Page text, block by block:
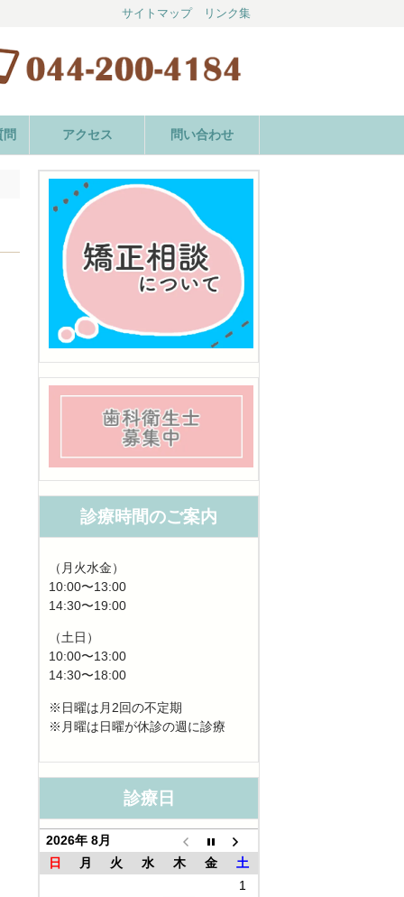
サイトマップ リンク集
アクセス 問い合わせ
診療時間のご案内
（月火水金）
10:00〜13:00
14:30〜19:00
（土日）
10:00〜13:00
14:30〜18:00
※日曜は月2回の不定期
※月曜は日曜が休診の週に診療
診療日
2026年 8月
日
月 火 水 木 金
土
1